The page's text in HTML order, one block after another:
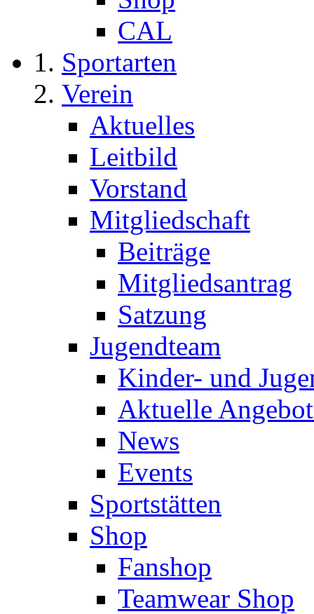
CAL
Sportarten
Verein
Aktuelles
Leitbild
Vorstand
Mitgliedschaft
Beiträge
Mitgliedsantrag
Satzung
Jugendteam
Kinder- und
Aktuelle
News
Events
Sportstätten
Shop
Fanshop
Teamwear Shop